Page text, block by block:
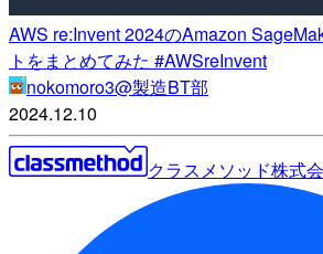
AWS re:Invent 2024のAmazon
トをまとめてみた #AWSreInvent
nokomoro3@製造BT部
2024.12.10
クラスメソッド株式